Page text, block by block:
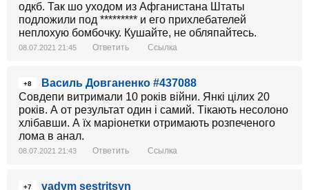
одкб. Так шо уходом из Афганистана Штаты
подложили под ********* и его прихлебателей
неплохую бомбочку. Кушайте, не обляпайтесь.
08.07.2021 21:45 Ответить Ссылка
+8
Василь Довганенко #437088
Совдепи витримали 10 років війни. Янкі цілих 20
років. А от результат один і самий. Тікають несолоно
хлібавши. А їх маріонетки отримають розпеченого
лома в анал.
08.07.2021 21:43 Ответить Ссылка
+7
vadym sestritsyn